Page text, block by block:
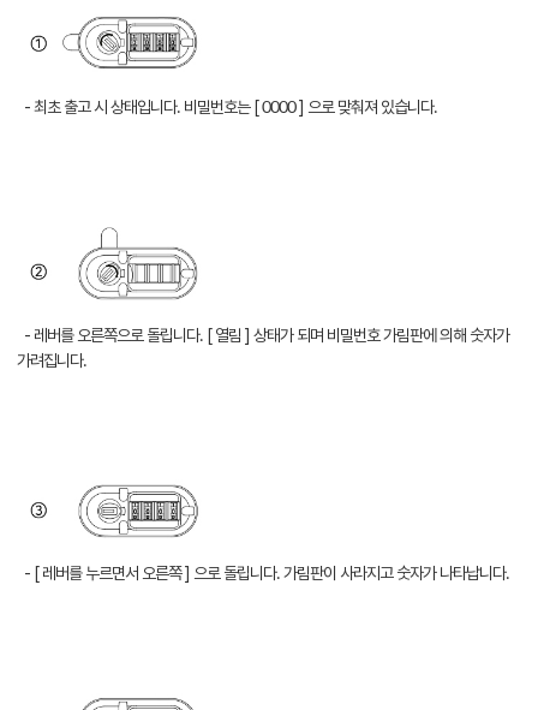
- 최초 출고 시 상태입니다. 비밀번호는 [ 0000 ] 으로 맞춰져 있습니다.
- 레버를 오른쪽으로 돌립니다. [ 열림 ] 상태가 되며 비밀번호 가림판에 의해 숫자가
가려집니다.
- [ 레버를 누르면서 오른쪽 ] 으로 돌립니다. 가림판이 사라지고 숫자가 나타납니다.